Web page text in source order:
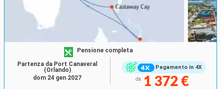
Pagamento in 4X
Pensione completa
da 1 372 €
Partenza da Port Canaveral
(Orlando)
dom 24 gen 2027